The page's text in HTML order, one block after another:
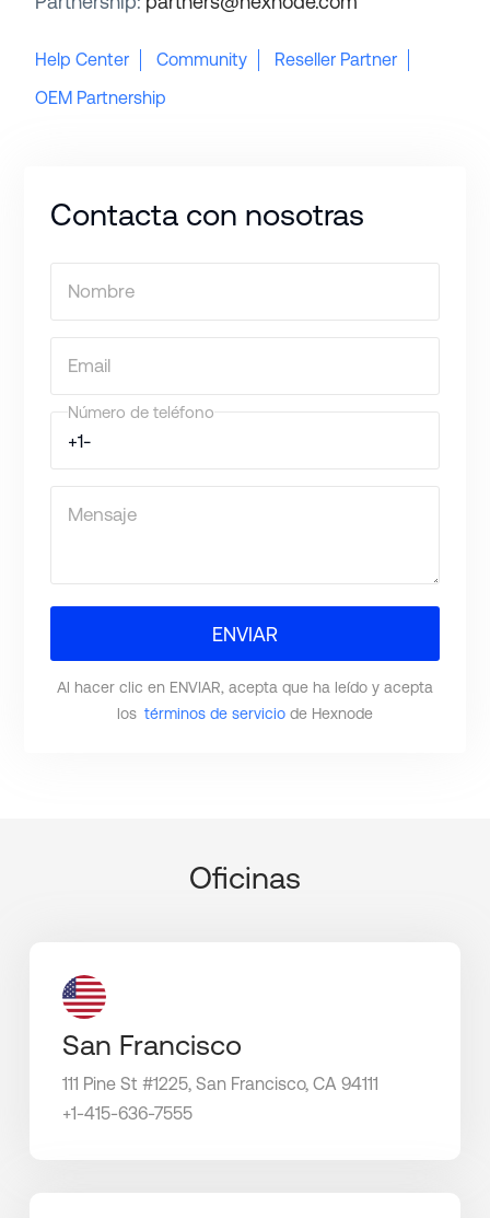
Help Center Community
Reseller Partner
OEM Partnership
Contacta con nosotras
Nombre
Email
Número de teléfono
Mensaje
ENVIAR
Al hacer clic en ENVIAR, acepta que ha leído y acepta
los términos de servicio de Hexnode
Oficinas
San Francisco
111 Pine St #1225, San Francisco, CA 94111
+1-415-636-7555